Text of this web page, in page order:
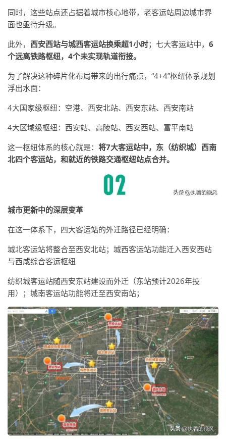
同时，这些站点还占据着城市核心地带，老客运站周边城市界
面也亟待升级。
此外， 西安西站与城西客运站换乘超1小时；七大客运站中， 6
个远离铁路枢纽，4个未实现轨道衔接。
为了解决这种碎片化布局带来的出行痛点，“4+4”枢纽体系规划
浮出水面：
4大国家级枢纽：空港、西安北站、西安东站、西安南站
4大区域级枢纽：西安站、高陵站、西安西站、富平南站
这一枢纽体系的核心就是： 将7大客运站中，东（纺织城）西南
北四个客运站，和就近的铁路交通枢纽站点合并。
城市更新中的深层变革
在这一体系下，四大客运站的外迁路径已经明确：
城北客运站将整合至西安北站；城西客运站功能迁入西安西站
与西咸综合客运枢纽
纺织城客运站随西安东站建设而外迁（东站预计2026年投
用）；城南客运站功能将迁至西安南站；